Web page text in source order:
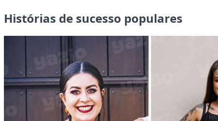
Histórias de sucesso populares